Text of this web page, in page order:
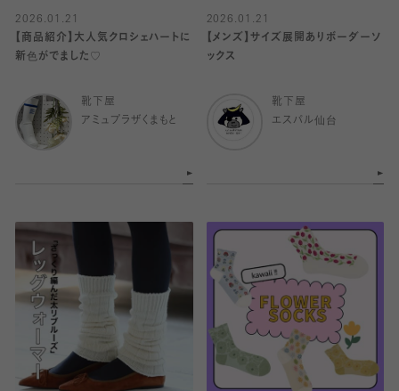
2026.01.21
【商品紹介】大人気クロシェハートに
新色がでました♡
靴下屋
アミュプラザくまもと
2026.01.21
【メンズ】サイズ展開ありボーダーソ
ックス
靴下屋
エスパル仙台